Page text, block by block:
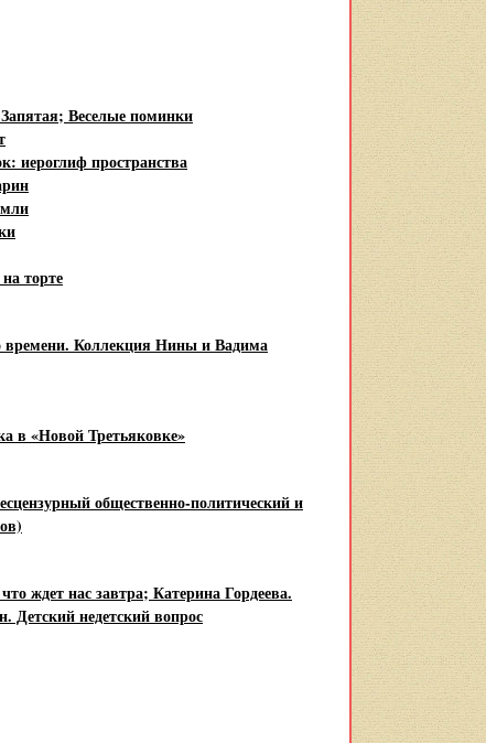
Веселые поминки
иероглиф пространства
торте
времени. Коллекция Нины и Вадима
в «Новой Третьяковке»
общественно-политический и
ждет нас завтра; Катерина Гордеева.
недетский вопрос